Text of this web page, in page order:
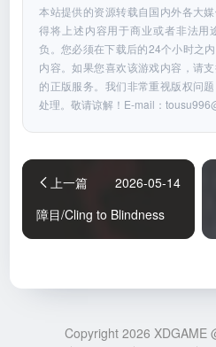
本站提供的资源转载自国内外各大
得将上述内容用于商业或者非法用
负。您必须在下载后的24个小时之
内容。如果您喜欢该游戏内容，请
的正版服务。我们非常重视版权问
处理。敬请谅解！E-mail：
上一篇
2026-05-14
障目/Cling to Blindness
Copyright 2026 XDGAME